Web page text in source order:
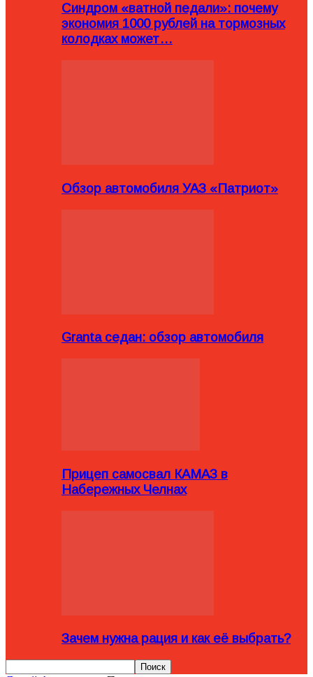
Синдром «ватной педали»: почему
экономия 1000 рублей на тормозных
колодках может…
Обзор автомобиля УАЗ «Патриот»
Granta седан: обзор автомобиля
Прицеп самосвал КАМАЗ в
Набережных Челнах
Зачем нужна рация и как её выбрать?